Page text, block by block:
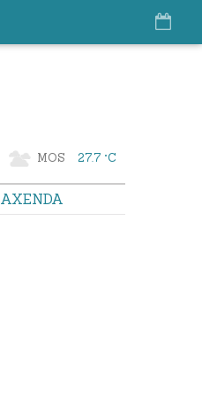
MOS 27.7 °C
AXENDA